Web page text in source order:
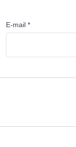
E-mail *